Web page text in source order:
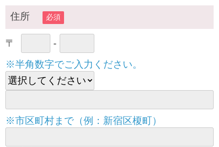
住所 必須
〒
-
※半角数字でご入力ください。
※市区町村まで（例：新宿区榎町）